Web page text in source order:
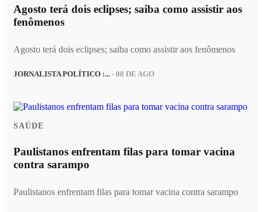
Agosto terá dois eclipses; saiba como assistir aos
fenômenos
Agosto terá dois eclipses; saiba como assistir aos fenômenos
JORNALISTA POLÍTICO :... - 08 DE AGO
SAÚDE
Paulistanos enfrentam filas para tomar vacina
contra sarampo
Paulistanos enfrentam filas para tomar vacina contra sarampo